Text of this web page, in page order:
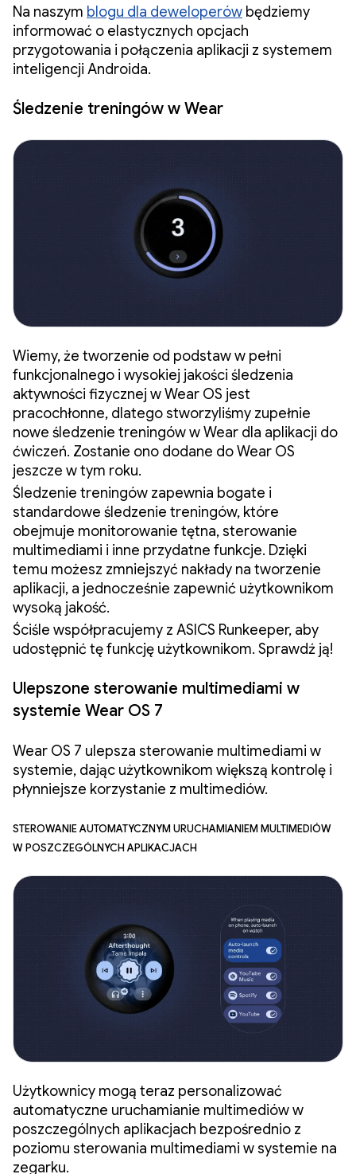
Na naszym blogu dla deweloperów będziemy
informować o elastycznych opcjach
przygotowania i połączenia aplikacji z systemem
inteligencji Androida.
Śledzenie treningów w Wear
Wiemy, że tworzenie od podstaw w pełni
funkcjonalnego i wysokiej jakości śledzenia
aktywności fizycznej w Wear OS jest
pracochłonne, dlatego stworzyliśmy zupełnie
nowe śledzenie treningów w Wear dla aplikacji do
ćwiczeń. Zostanie ono dodane do Wear OS
jeszcze w tym roku.
Śledzenie treningów zapewnia bogate i
standardowe śledzenie treningów, które
obejmuje monitorowanie tętna, sterowanie
multimediami i inne przydatne funkcje. Dzięki
temu możesz zmniejszyć nakłady na tworzenie
aplikacji, a jednocześnie zapewnić użytkownikom
wysoką jakość.
Ściśle współpracujemy z ASICS Runkeeper, aby
udostępnić tę funkcję użytkownikom. Sprawdź ją!
Ulepszone sterowanie multimediami w
systemie Wear OS 7
Wear OS 7 ulepsza sterowanie multimediami w
systemie, dając użytkownikom większą kontrolę i
płynniejsze korzystanie z multimediów.
Sterowanie automatycznym uruchamianiem multimediów
w poszczególnych aplikacjach
Użytkownicy mogą teraz personalizować
automatyczne uruchamianie multimediów w
poszczególnych aplikacjach bezpośrednio z
poziomu sterowania multimediami w systemie na
zegarku.